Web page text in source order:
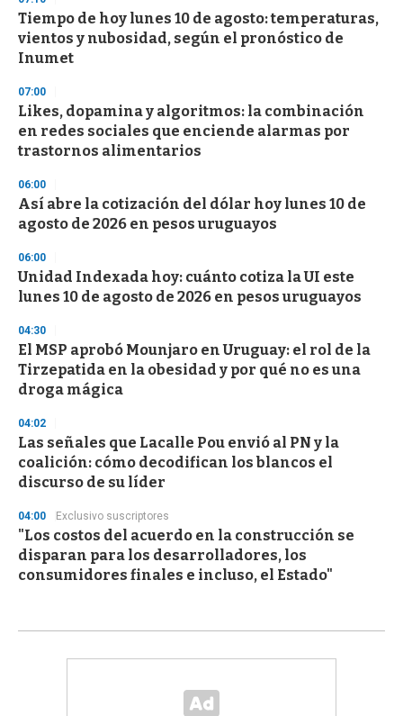
s
c
o
d
s
Tiempo de hoy lunes 10 de agosto: temperaturas,
vientos y nubosidad, según el pronóstico de
Inumet
07:00
Likes, dopamina y algoritmos: la combinación
en redes sociales que enciende alarmas por
trastornos alimentarios
06:00
Así abre la cotización del dólar hoy lunes 10 de
agosto de 2026 en pesos uruguayos
06:00
Unidad Indexada hoy: cuánto cotiza la UI este
lunes 10 de agosto de 2026 en pesos uruguayos
04:30
El MSP aprobó Mounjaro en Uruguay: el rol de la
Tirzepatida en la obesidad y por qué no es una
droga mágica
04:02
Las señales que Lacalle Pou envió al PN y la
coalición: cómo decodifican los blancos el
discurso de su líder
04:00 Exclusivo suscriptores
"Los costos del acuerdo en la construcción se
disparan para los desarrolladores, los
consumidores finales e incluso, el Estado"